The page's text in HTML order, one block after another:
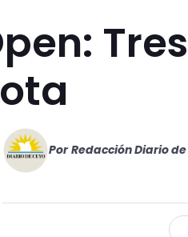
Por Redacción Diario